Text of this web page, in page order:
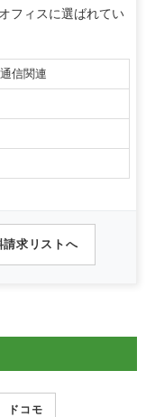
フィスに選ばれてい
信関連
請求リストへ
ドコモ